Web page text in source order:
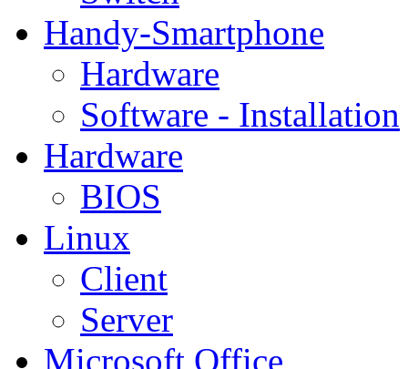
Handy-Smartphone
Hardware
Software - Installation
Hardware
BIOS
Linux
Client
Server
Microsoft Office